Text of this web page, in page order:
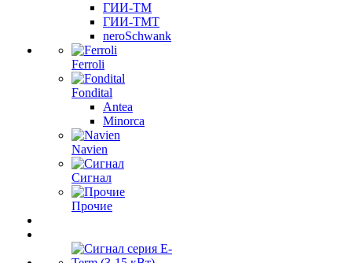
ГИИ-ТМ
ГИИ-ТМТ
neroSchwank
Ferroli
Fondital
Antea
Minorca
Navien
Сигнал
Прочие